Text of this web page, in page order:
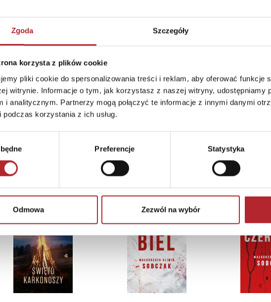
Zgoda Szczegóły
korzysta z plików cookie
pliki cookie do spersonalizowania treści i reklam, aby oferować funkcje
witrynie. Informacje o tym, jak korzystasz z naszej witryny, udostępniamy
i analitycznym. Partnerzy mogą połączyć te informacje z innymi danymi
podczas korzystania z ich usług.
Preferencje Statystyka
Odmowa Zezwól na wybór
100
Wyłączność
TOP 100
Wyłączność
TOP 100